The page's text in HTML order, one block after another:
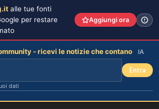
alle tue fonti
per restare
Aggiungi ora
- ricevi le notizie che contano IA
Entra
dati